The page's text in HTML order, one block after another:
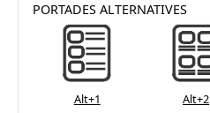
PORTADES ALTERNATIVES
Alt+1 Alt+2